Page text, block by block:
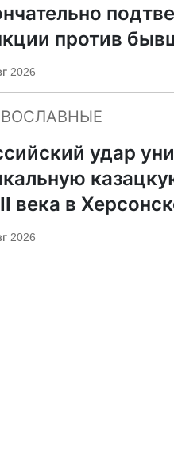
против
УПЦ
2026
удар
века в
2026